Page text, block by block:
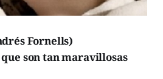
Fornells)
son tan maravillosas